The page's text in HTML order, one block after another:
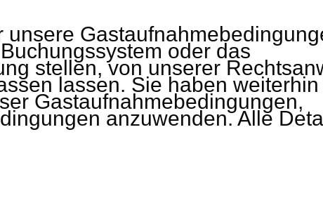
oder das
stellen, von unserer
lassen. Sie haben
Gastaufnahmebedingungen,
anzuwenden. Alle